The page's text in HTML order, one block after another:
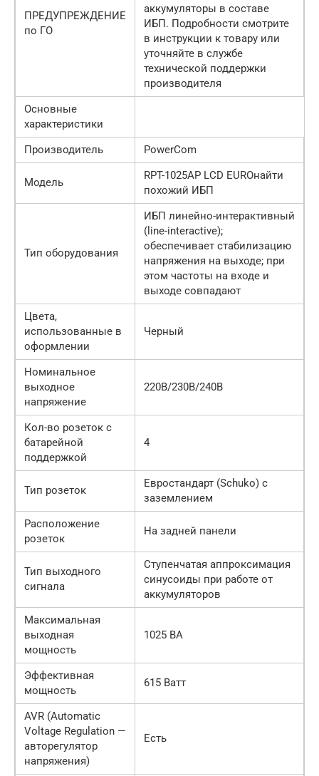
ПРЕДУПРЕЖДЕНИЕ
по ГО
аккумуляторы в составе
ИБП. Подробности смотрите
в инструкции к товару или
уточняйте в службе
технической поддержки
производителя
Основные
характеристики
Производитель
PowerCom
Модель
RPT-1025AP LCD EUROнайти
похожий ИБП
Тип оборудования
ИБП линейно-интерактивный
(line-interactive);
обеспечивает стабилизацию
напряжения на выходе; при
этом частоты на входе и
выходе совпадают
Цвета,
использованные в
оформлении
Черный
Номинальное
выходное
напряжение
220В/230В/240В
Кол-во розеток с
батарейной
поддержкой
4
Тип розеток
Евростандарт (Schuko) с
заземлением
Расположение
розеток
На задней панели
Тип выходного
сигнала
Ступенчатая аппроксимация
синусоиды при работе от
аккумуляторов
Максимальная
выходная
мощность
1025 ВА
Эффективная
мощность
615 Ватт
AVR (Automatic
Voltage Regulation —
авторегулятор
напряжения)
Есть